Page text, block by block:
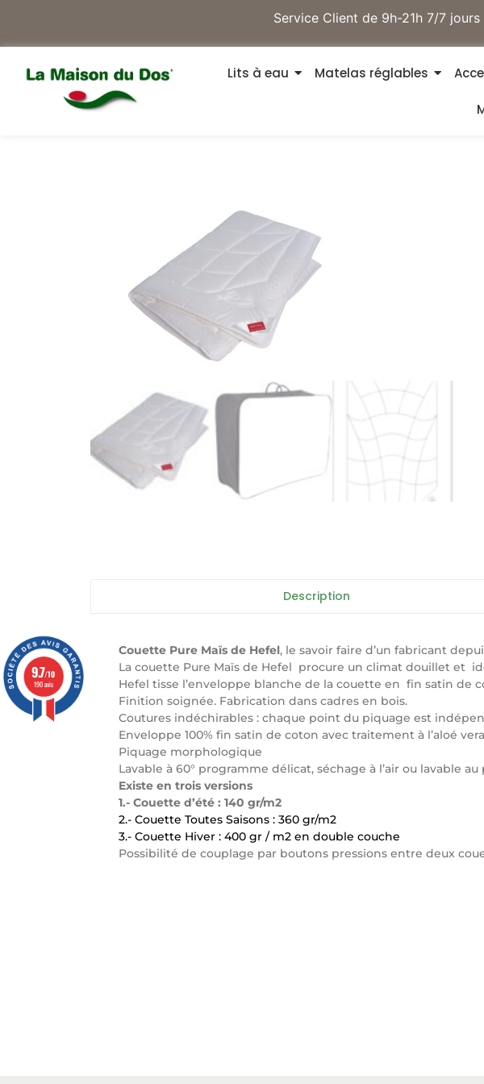
Service Client de 9h-21h 7/7 jours
Lits à eau Matelas réglables
Description
Couette Pure Maïs de Hefel, le savoir faire d’un fabricant
La couette Pure Maïs de Hefel procure un climat douillet et
Hefel tisse l’enveloppe blanche de la couette en fin satin de
Finition soignée. Fabrication dans cadres en bois.
Coutures indéchirables : chaque point du piquage est
Enveloppe 100% fin satin de coton avec traitement à l’aloé
Piquage morphologique
Lavable à 60° programme délicat, séchage à l’air ou lavable au
Existe en trois versions
1.- Couette d’été : 140 gr/m2
2.- Couette Toutes Saisons : 360 gr/m2
3.- Couette Hiver : 400 gr / m2 en double couche
Possibilité de couplage par boutons pressions entre deux
9.7/10
190 avis